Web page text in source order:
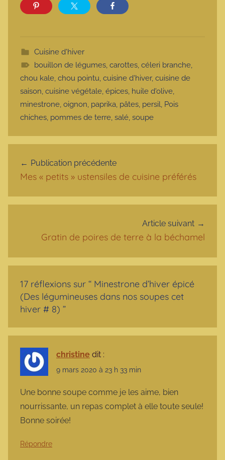
Cuisine d'hiver
bouillon de légumes, carottes, céleri branche,
chou kale, chou pointu, cuisine d'hiver, cuisine de
saison, cuisine végétale, épices, huile d'olive,
minestrone, oignon, paprika, pâtes, persil, Pois
chiches, pommes de terre, salé, soupe
Publication précédente
Mes « petits » ustensiles de cuisine préférés
Article suivant
Gratin de poires de terre à la béchamel
17 réflexions sur “ Minestrone d’hiver épicé
(Des légumineuses dans nos soupes cet
hiver # 8) ”
christine dit :
9 mars 2020 à 23 h 33 min
Une bonne soupe comme je les aime, bien
nourrissante, un repas complet à elle toute seule!
Bonne soirée!
Répondre